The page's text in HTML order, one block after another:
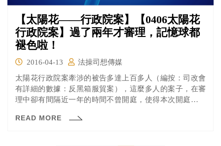
【太陽花——行政院案】【0406太陽花
行政院案】過了兩年才審理，記憶球都
褪色啦！
2016-04-13
法操司想傳媒
太陽花行政院案牽涉的被告多達上百多人（編按：司改會
有詳細的數據：反黑箱服貿案），這麼多人的案子，在審
理中卻有間隔近一年的時間不曾開庭，使得本次開庭距離
由，但可以肯定的是，不僅等到花兒都謝了，也等到證人
READ MORE